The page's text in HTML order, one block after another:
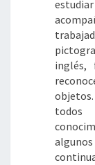
inglés,
todos